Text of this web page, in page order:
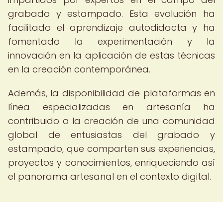
grabado y estampado. Esta evolución ha
facilitado el aprendizaje autodidacta y ha
fomentado la experimentación y la
innovación en la aplicación de estas técnicas
en la creación contemporánea.
Además, la disponibilidad de plataformas en
línea especializadas en artesanía ha
contribuido a la creación de una comunidad
global de entusiastas del grabado y
estampado, que comparten sus experiencias,
proyectos y conocimientos, enriqueciendo así
el panorama artesanal en el contexto digital.